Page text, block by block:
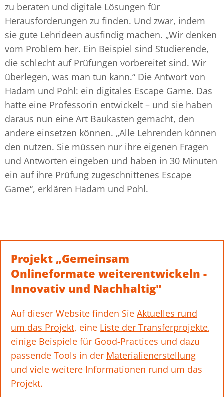
zu beraten und digitale Lösungen für
Herausforderungen zu finden. Und zwar, indem
sie gute Lehrideen ausfindig machen. „Wir denken
vom Problem her. Ein Beispiel sind Studierende,
die schlecht auf Prüfungen vorbereitet sind. Wir
überlegen, was man tun kann.“ Die Antwort von
Hadam und Pohl: ein digitales Escape Game. Das
hatte eine Professorin entwickelt – und sie haben
daraus nun eine Art Baukasten gemacht, den
andere einsetzen können. „Alle Lehrenden können
den nutzen. Sie müssen nur ihre eigenen Fragen
und Antworten eingeben und haben in 30 Minuten
ein auf ihre Prüfung zugeschnittenes Escape
Game“, erklären Hadam und Pohl.
Projekt „Gemeinsam
Onlineformate weiterentwickeln -
Innovativ und Nachhaltig"
Auf dieser Website finden Sie Aktuelles rund
um das Projekt, eine Liste der Transferprojekte,
einige Beispiele für Good-Practices und dazu
passende Tools in der Materialienerstellung
und viele weitere Informationen rund um das
Projekt.